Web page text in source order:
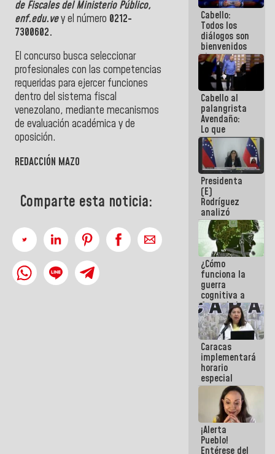
de Fiscales del Ministerio Público,
enf.edu.vey el número 0212-
7300602.
El concurso busca seleccionar
profesionales con las competencias
requeridas para ejercer funciones
dentro del sistema fiscal
venezolano, mediante mecanismos
de evaluación académica y de
oposición.
REDACCIÓN MAZO
Comparte esta noticia:
primer
encuentro
presencial
para el
diálogo
Cabello:
Todos los
diálogos son
bienvenidos
siempre que
estén en el
marco de la
Constitución
de la
República
Cabello al
palangrista
Avendaño:
Lo que
vayas a
escribir
hazlo hoy
por que no
sabemos si
la semana
que viene
hay
programa
Presidenta
(E)
Rodríguez
analizó
junto a
gobernadores
planes de
recuperación
del Sistema
Eléctrico
Nacional
¿Cómo
funciona la
guerra
cognitiva a
favor de la
narrativa
hegemónica?
(1)
Caracas
implementará
horario
especial
para
adaptarse
al plan de
ahorro
energético
¡Alerta
Pueblo!
Entérese del